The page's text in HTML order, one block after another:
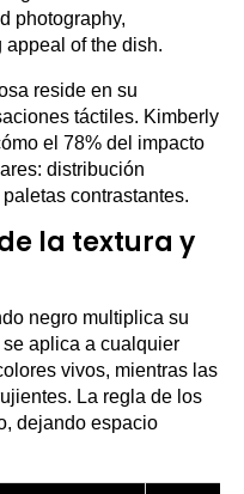
reside en su
táctiles. Kimberly
el 78% del impacto
distribución
contrastantes.
la textura y
negro multiplica su
aplica a cualquier
vivos, mientras las
La regla de los
dejando espacio